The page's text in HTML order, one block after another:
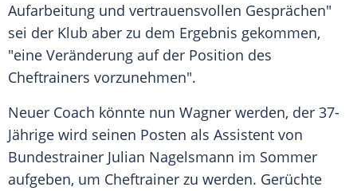
Aufarbeitung und vertrauensvollen Gesprächen"
sei der Klub aber zu dem Ergebnis gekommen,
"eine Veränderung auf der Position des
Cheftrainers vorzunehmen".
Neuer Coach könnte nun Wagner werden, der 37-
Jährige wird seinen Posten als Assistent von
Bundestrainer Julian Nagelsmann im Sommer
aufgeben, um Cheftrainer zu werden. Gerüchte